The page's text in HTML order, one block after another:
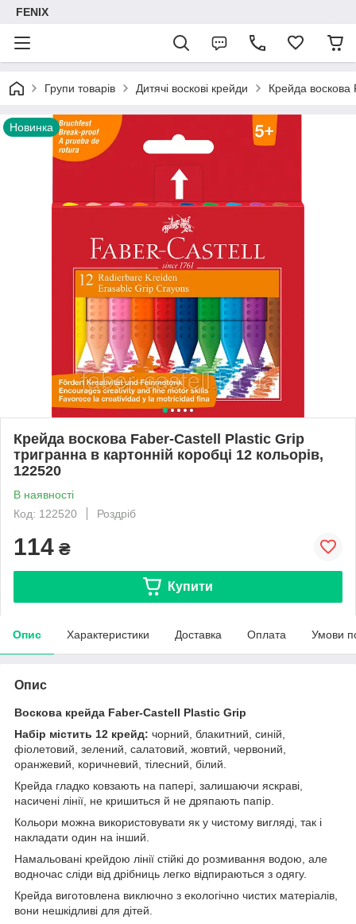
FENIX
Групи товарів Дитячі воскові крейди Крейда воскова
Новинка
Крейда воскова Faber-Castell Plastic Grip
тригранна в картонній коробці 12 кольорів,
122520
В наявності
Код: 122520
Роздріб
114 ₴
Купити
Опис Характеристики Доставка Оплата Умови
Опис
Воскова крейда Faber-Castell Plastic Grip
Набір містить 12 крейд: чорний, блакитний, синій,
фіолетовий, зелений, салатовий, жовтий, червоний,
оранжевий, коричневий, тілесний, білий.
Крейда гладко ковзають на папері, залишаючи яскраві,
насичені лінії, не кришиться й не дряпають папір.
Кольори можна використовувати як у чистому вигляді, так і
накладати один на інший.
Намальовані крейдою лінії стійкі до розмивання водою, але
водночас сліди від дрібниць легко відпираються з одягу.
Крейда виготовлена виключно з екологічно чистих матеріалів,
вони нешкідливі для дітей.